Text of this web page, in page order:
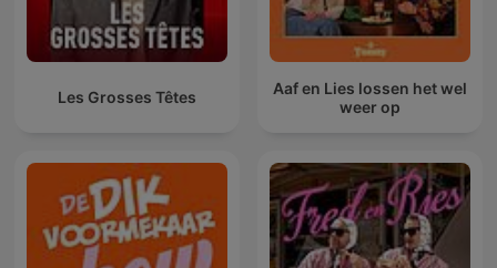
Les Grosses Têtes
Aaf en Lies lossen het wel
weer op